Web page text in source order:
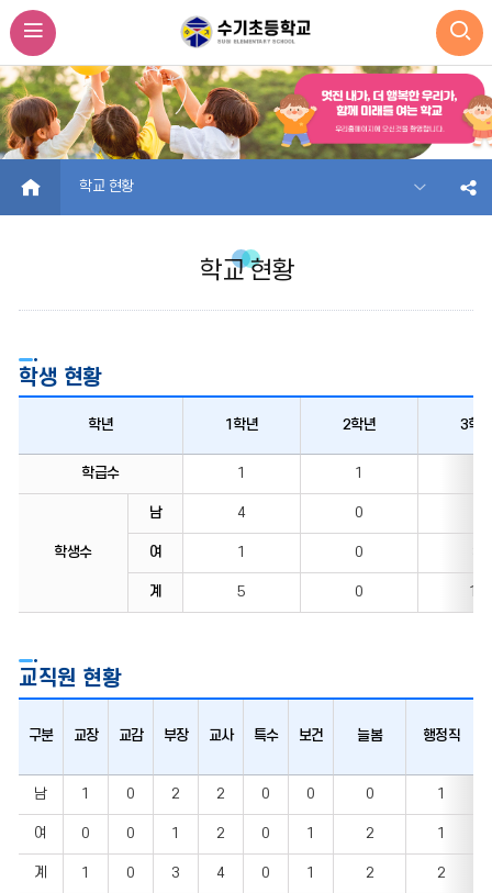
HOME 학교 현황
학교 현황
학생 현황
학년 1학년 2학년 3학
학급수 1 1
학생수
남 4 0
여 1 0
계 5 0 10
교직원 현황
구분 교장 교감 부장 교사 특수 보건 늘봄 행정직
남 1 0 2 2 0 0 0 1
여 0 0 1 2 0 1 2 1
계 1 0 3 4 0 1 2 2